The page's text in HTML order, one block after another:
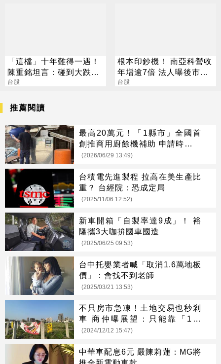
「這檔」十年難得一遇！
陳重銘坦言：碰到大跌就
買進
台股
根本印鈔機！ 南亞科營收
年增逾7倍 法人曝後市觀
察4指標
台股
推薦閱讀
最高20萬元！「1縣市」全國首
創推商用廚餘機補助 申請時間曝
光
(2026/06/29 13:49)
台積電先進製程 拉高在美生產比
重？ 台經院：恐成定局
(2025/11/06 12:52)
新車開箱「自製率達9成」！ 裕
隆攜3大咖拚國車國造
(2025/06/25 09:53)
台中托嬰業者喊「取消1.6萬地板
價」：會找不到老師
(2025/03/21 13:53)
不只房市急凍！土地交易也秒剎
車 商仲曝展望：只能靠「1產
業」撐盤
(2024/12/12 15:47)
中華車配息6元 嚴陳莉蓮：MG將